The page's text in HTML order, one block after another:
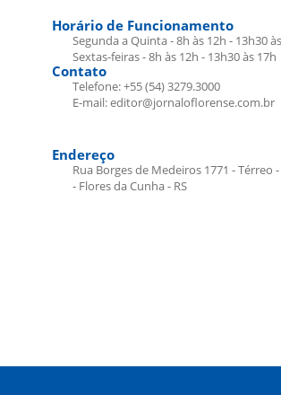
Horário de Funcionamento
Segunda a Quinta - 8h às 12h - 13h30
Sextas-feiras - 8h às 12h - 13h30 às 17h
Contato
Telefone: +55 (54) 3279.3000
E-mail: editor@jornaloflorense.com.br
Endereço
Rua Borges de Medeiros 1771 - Térreo
- Flores da Cunha - RS